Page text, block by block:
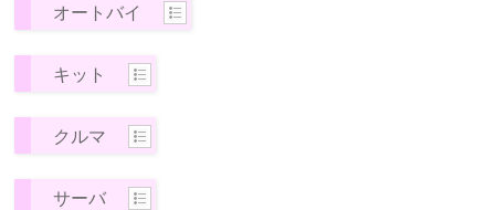
オートバイ
キット
クルマ
サーバ